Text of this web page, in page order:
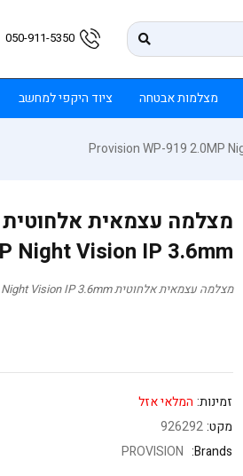
050-911-5350
מצלמות אבטחה ציוד היקפי למחשב
Night Vision IP 3.6mm
מצלמה עצמאית אלחוטית Provision WP-919 2.0MP Night Vision IP 3.6mm
זמינות: המלאי אזל
מקט:926292
Brands:
PROVISION